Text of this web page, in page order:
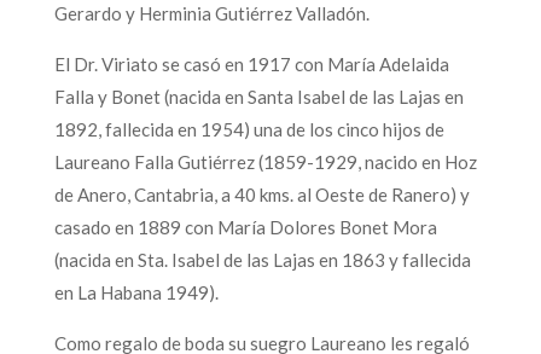
Gerardo y Herminia Gutiérrez Valladón.
El Dr. Viriato se casó en 1917 con María Adelaida
Falla y Bonet (nacida en Santa Isabel de las Lajas en
1892, fallecida en 1954) una de los cinco hijos de
Laureano Falla Gutiérrez (1859-1929, nacido en Hoz
de Anero, Cantabria, a 40 kms. al Oeste de Ranero) y
casado en 1889 con María Dolores Bonet Mora
(nacida en Sta. Isabel de las Lajas en 1863 y fallecida
en La Habana 1949).
Como regalo de boda su suegro Laureano les regaló